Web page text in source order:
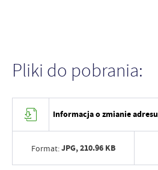
Pliki do pobrania:
Informacja o zmianie adresu
Format:JPG,210.96 KB